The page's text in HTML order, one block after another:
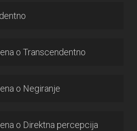
o Transcendentno
o Negiranje
o Direktna percepcija